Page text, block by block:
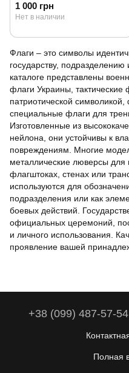
1 000 грн
Нет в наличии
Флаги – это символы
государству,
каталоге представлены
флаги Украины, тактические
патриотической
специальные флаги для
Изготовленные из
нейлона, они устойчивы к
повреждениям. Многие
металлические люверсы для
флагштоках, стенах или
используются для
подразделения или как
боевых действий.
официальных церемоний,
и личного использования.
проявление вашей
+38 (099) 487-57-54
Полная